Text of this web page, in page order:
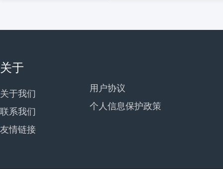
关于
关于我们
联系我们
友情链接
用户协议
个人信息保护政策